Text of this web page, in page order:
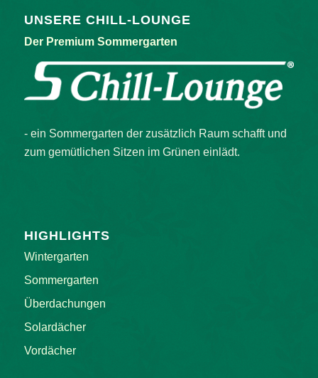
UNSERE CHILL-LOUNGE
Der Premium Sommergarten
- ein Sommergarten der zusätzlich Raum schafft und
zum gemütlichen Sitzen im Grünen einlädt.
HIGHLIGHTS
Wintergarten
Sommergarten
Überdachungen
Solardächer
Vordächer